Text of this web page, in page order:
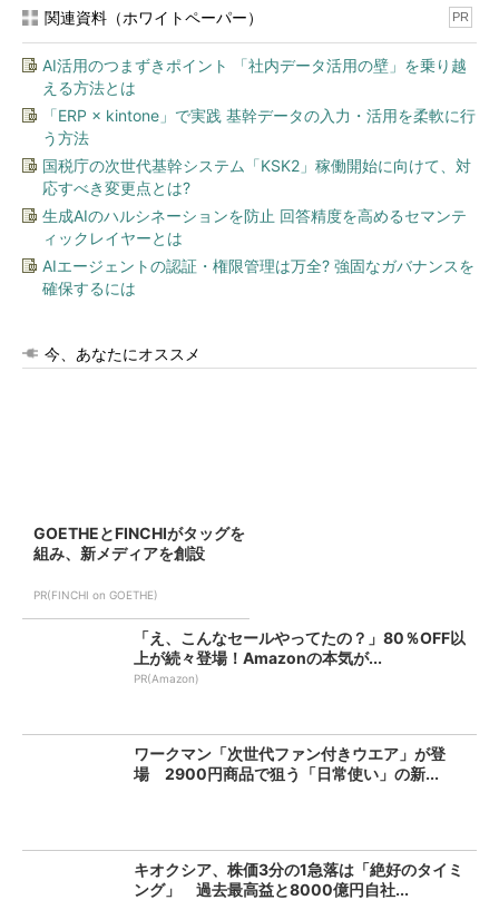
関連資料（ホワイトペーパー） PR
AI活用のつまずきポイント 「社内データ活用の壁」を乗り越
える方法とは
「ERP × kintone」で実践 基幹データの入力・活用を柔軟に行
う方法
国税庁の次世代基幹システム「KSK2」稼働開始に向けて、対
応すべき変更点とは?
生成AIのハルシネーションを防止 回答精度を高めるセマンテ
ィックレイヤーとは
AIエージェントの認証・権限管理は万全? 強固なガバナンスを
確保するには
今、あなたにオススメ
GOETHEとFINCHIがタッグを
組み、新メディアを創設
PR(FINCHI on GOETHE)
「え、こんなセールやってたの？」80％OFF以
上が続々登場！Amazonの本気が...
PR(Amazon)
ワークマン「次世代ファン付きウエア」が登
場 2900円商品で狙う「日常使い」の新...
キオクシア、株価3分の1急落は「絶好のタイミ
ング」 過去最高益と8000億円自社...